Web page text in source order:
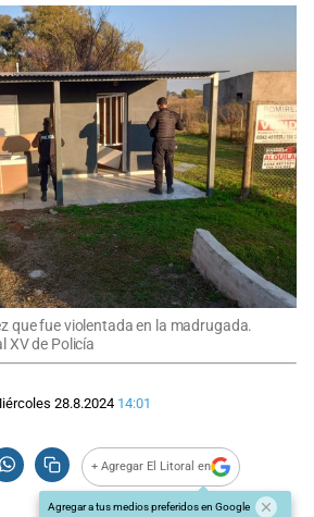
que fue violentada en la madrugada.
XV de Policía
28.8.2024 14:01
+ Agregar El Litoral en
Agregar a tus medios preferidos en Google